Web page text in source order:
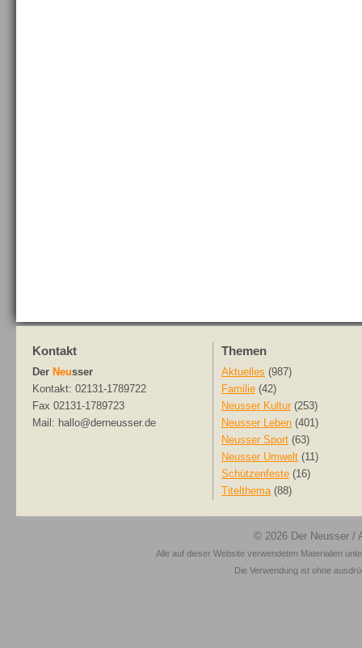
Kontakt
Der Neusser
Kontakt: 02131-1789722
Fax 02131-1789723
Mail: hallo@derneusser.de
Themen
Aktuelles (987)
Familie (42)
Neusser Kultur (253)
Neusser Leben (401)
Neusser Sport (63)
Neusser Umwelt (11)
Schützenfeste (16)
Titelthema(88)
© 2026 Der Neusser /
Alle auf dieser Website verwendeten Materialien
Die Verwendung ist ohne